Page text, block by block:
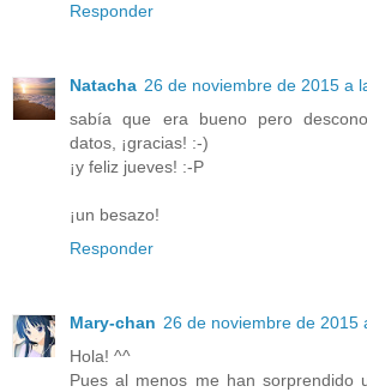
Responder
Natacha 26 de noviembre de 2015 a
sabía que era bueno pero
datos, ¡gracias! :-)
¡y feliz jueves! :-P
¡un besazo!
Responder
Mary-chan 26 de noviembre de 2015
Hola! ^^
Pues al menos me han sorprendido